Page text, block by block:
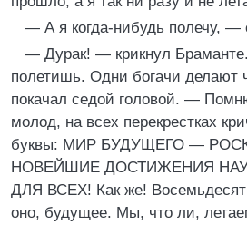
— А я когда-нибудь полечу, —
— Дурак! — крикнул
полетишь. Одни богачи делают
покачал седой головой. —
молод, на всех перекрестках
буквы: МИР БУДУЩЕГО —
НОВЕЙШИЕ ДОСТИЖЕНИЯ
ДЛЯ ВСЕХ! Как же!
оно, будущее. Мы, что ли,